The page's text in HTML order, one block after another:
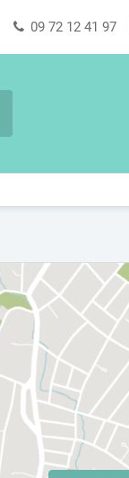
09 72 12 41 97